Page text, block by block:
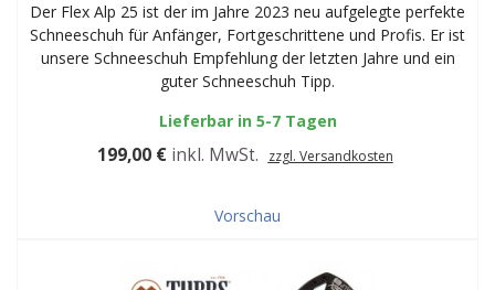
Der Flex Alp 25 ist der im Jahre 2023 neu aufgelegte perfekte
Schneeschuh für Anfänger, Fortgeschrittene und Profis. Er ist
unsere Schneeschuh Empfehlung der letzten Jahre und ein
guter Schneeschuh Tipp.
Lieferbar in 5-7 Tagen
199,00 € inkl. MwSt. zzgl. Versandkosten
Vorschau